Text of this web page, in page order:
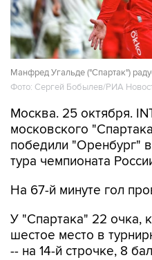
Манфред Угальде ("Спартак")
Фото: Сергей Бобылев/РИА
Москва. 25 октября.
московского
победили "Оренбург"
тура чемпионата
На 67-й минуте гол
У "Спартака" 22 очка,
шестое место в
-- на 14-й строчке, 8